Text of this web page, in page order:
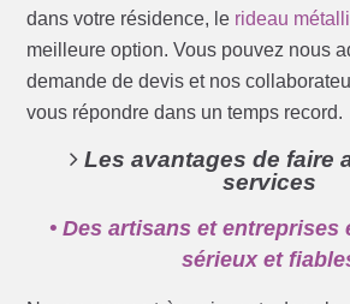
dans votre résidence, le rideau
meilleure option. Vous pouvez nous
demande de devis et nos
vous répondre dans un temps record.
Les avantages de faire
services
• Des artisans et entreprises
sérieux et